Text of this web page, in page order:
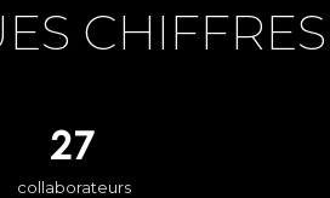
CHIFFRES
27
collaborateurs